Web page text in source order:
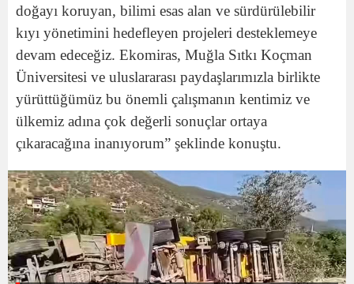
doğayı koruyan, bilimi esas alan ve sürdürülebilir
kıyı yönetimini hedefleyen projeleri desteklemeye
devam edeceğiz. Ekomiras, Muğla Sıtkı Koçman
Üniversitesi ve uluslararası paydaşlarımızla birlikte
yürüttüğümüz bu önemli çalışmanın kentimiz ve
ülkemiz adına çok değerli sonuçlar ortaya
çıkaracağına inanıyorum” şeklinde konuştu.